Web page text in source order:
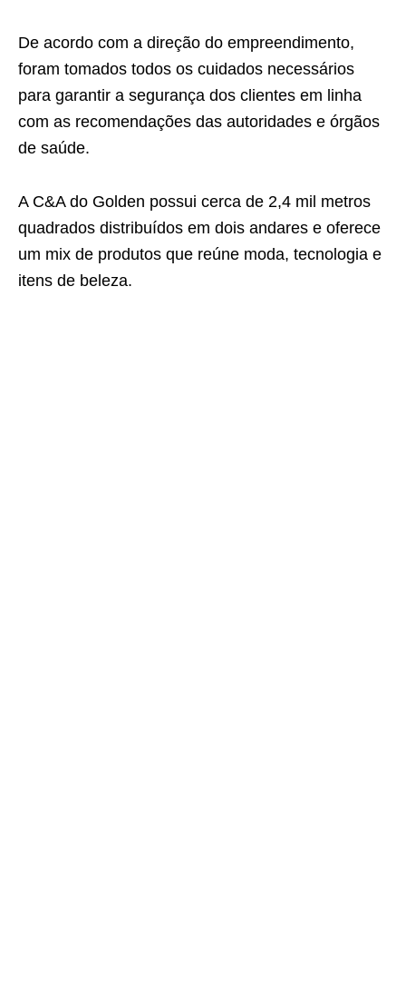
De acordo com a direção do empreendimento,
foram tomados todos os cuidados necessários
para garantir a segurança dos clientes em linha
com as recomendações das autoridades e órgãos
de saúde.
A C&A do Golden possui cerca de 2,4 mil metros
quadrados distribuídos em dois andares e oferece
um mix de produtos que reúne moda, tecnologia e
itens de beleza.